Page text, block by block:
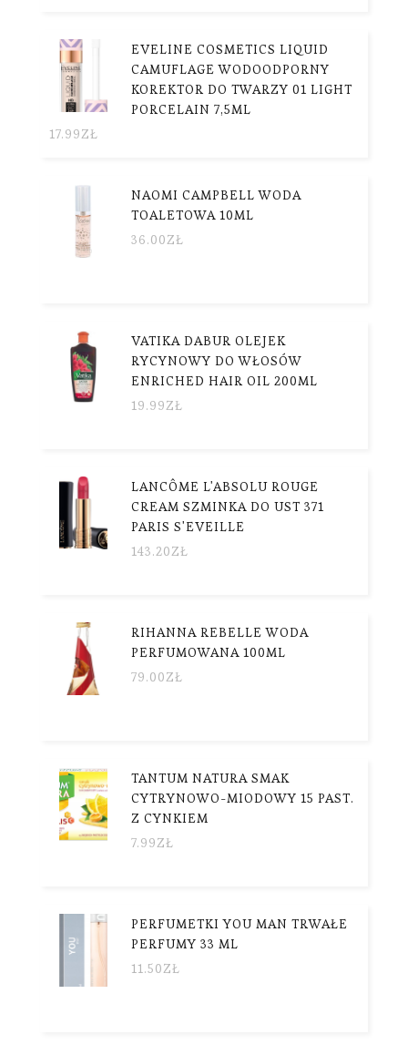
EVELINE COSMETICS LIQUID
CAMUFLAGE WODOODPORNY
KOREKTOR DO TWARZY 01 LIGHT
PORCELAIN 7,5ML
17.99ZŁ
NAOMI CAMPBELL WODA
TOALETOWA 10ML
36.00ZŁ
VATIKA DABUR OLEJEK
RYCYNOWY DO WŁOSÓW
ENRICHED HAIR OIL 200ML
19.99ZŁ
LANCÔME L'ABSOLU ROUGE
CREAM SZMINKA DO UST 371
PARIS S'EVEILLE
143.20ZŁ
RIHANNA REBELLE WODA
PERFUMOWANA 100ML
79.00ZŁ
TANTUM NATURA SMAK
CYTRYNOWO-MIODOWY 15 PAST.
Z CYNKIEM
7.99ZŁ
PERFUMETKI YOU MAN TRWAŁE
PERFUMY 33 ML
11.50ZŁ